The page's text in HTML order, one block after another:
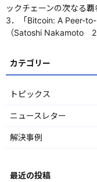
ックチェーンの次なる
3．「Bitcoin: A Peer-
（Satoshi Nakamoto
トピックス
ニュースレター
解決事例